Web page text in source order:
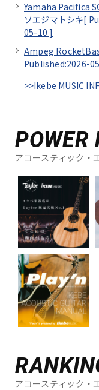
Yamaha Pacifica
ソエジマトシキ[
05-10 ]
Ampeg
Published:2026-
>>Ikebe MUSIC
POWER
アコースティック・
アコースティック・